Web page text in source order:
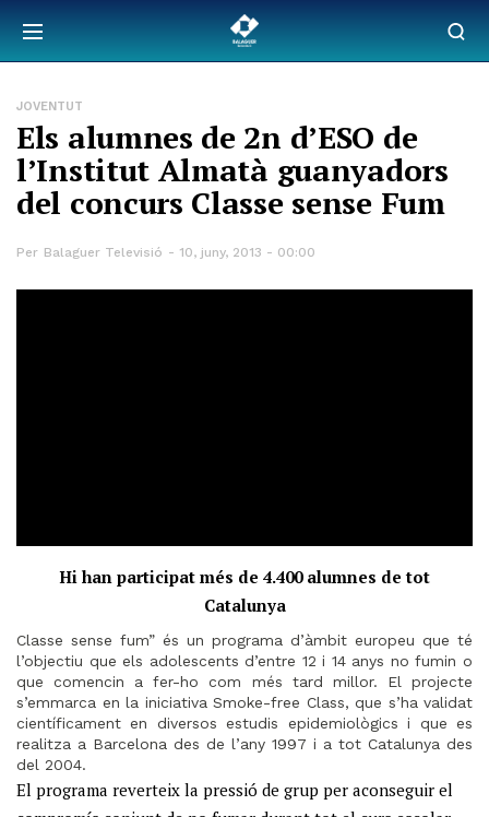
JOVENTUT
Els alumnes de 2n d’ESO de
l’Institut Almatà guanyadors
del concurs Classe sense Fum
Per Balaguer Televisió 10, juny, 2013 - 00:00
Hi han participat més de 4.400 alumnes de tot
Catalunya
Classe sense fum” és un programa d’àmbit europeu que té
l’objectiu que els adolescents d’entre 12 i 14 anys no fumin o
que comencin a fer-ho com més tard millor. El projecte
s’emmarca en la iniciativa Smoke-free Class, que s’ha validat
científicament en diversos estudis epidemiològics i que es
realitza a Barcelona des de l’any 1997 i a tot Catalunya des
del 2004.
El programa reverteix la pressió de grup per aconseguir el